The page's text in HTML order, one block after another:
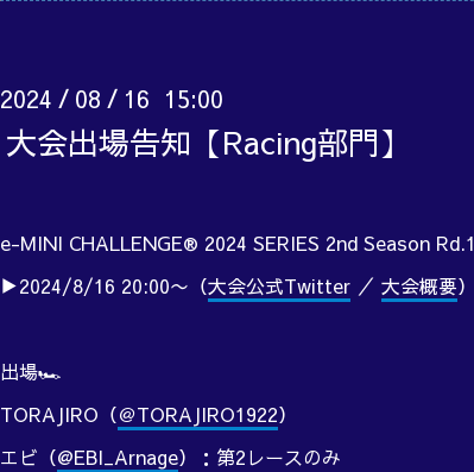
2024 / 08 / 16 15:00
大会出場告知【Racing部門】
e-MINI CHALLENGE® 2024 SERIES 2nd Season Rd.1
▶︎2024/8/16 20:00〜（大会公式Twitter ／ 大会概要）
出場🏎️
TORAJIRO（＠TORAJIRO1922）
エビ（@EBI_Arnage）：第2レースのみ